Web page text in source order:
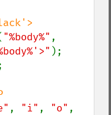
"%body%"
);
, "i" , "o"